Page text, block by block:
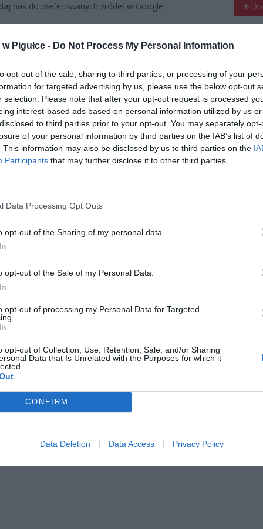
Pigułce - Do Not Process My Personal Information
opt-out of the sale, sharing to third parties, or processing of your
for targeted advertising by us, please use the below opt-out
selection. Please note that after your opt-out request is processed
interest-based ads based on personal information utilized by us
to third parties prior to your opt-out. You may separately
of your personal information by third parties on the IAB’s list of
This information may also be disclosed by us to third parties on the
Participants that may further disclose it to other third parties.
Data Processing Opt Outs
opt-out of the Sharing of my personal data.
opt-out of the Sale of my Personal Data.
opt-out of processing my Personal Data for Targeted
opt-out of Collection, Use, Retention, Sale, and/or Sharing
Data that Is Unrelated with the Purposes for which it
CONFIRM
Data Deletion Data Access Privacy Policy
nas do preferowanych źródeł w Google
1 zł. Tyle będzie wynosiła opłata produktowa. Doliczana
przedmiotów jednorazowych z plastiku.
RÓWNIEŻ:
obywatel Ukrainy zaatakował zakonnicę i zerwał jej
2026 15:40
3600 zł miesięcznie zamiast 800+. Nowa propozycja dla
dzieci do 3. roku życia